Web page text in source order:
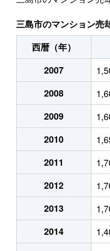
萩
1,500万円
東本町
1,800万円
広小路町
3,400万円
広小路町
1,700万円
文教町
3,000万円
文教町
3,400万円
4,600万円
松が丘
1,600万円
南田町
110万円
三島市のマンション売
西暦（年）
2007
2008
2009
2010
2011
2012
2013
2014